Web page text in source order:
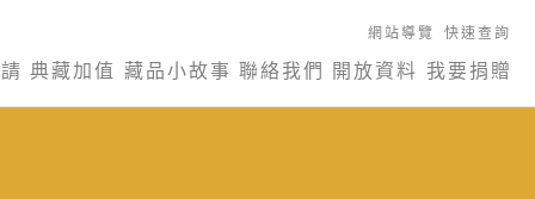
網站導覽 快速查詢
典藏加值 藏品小故事 聯絡我們 開放資料 我要捐贈